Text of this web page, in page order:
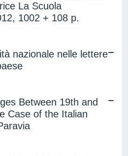
La Scuola
1002 + 108 p.
nazionale nelle lettere
Between 19th and
Case of the Italian